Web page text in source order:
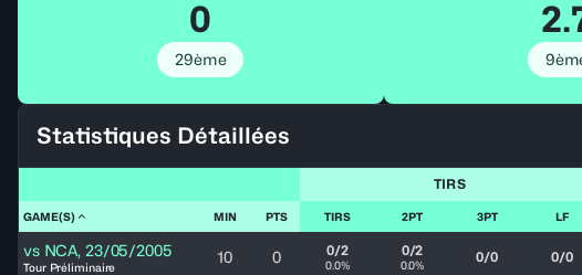
0
29ème
Statistiques Détaillées
TIRS
GAME(S) MIN PTS TIRS 2PT 3PT LF
vs NCA, 23/05/2005
Tour Préliminaire
10 0 0/2
0.0%
0/2
0.0% 0/0 0/0